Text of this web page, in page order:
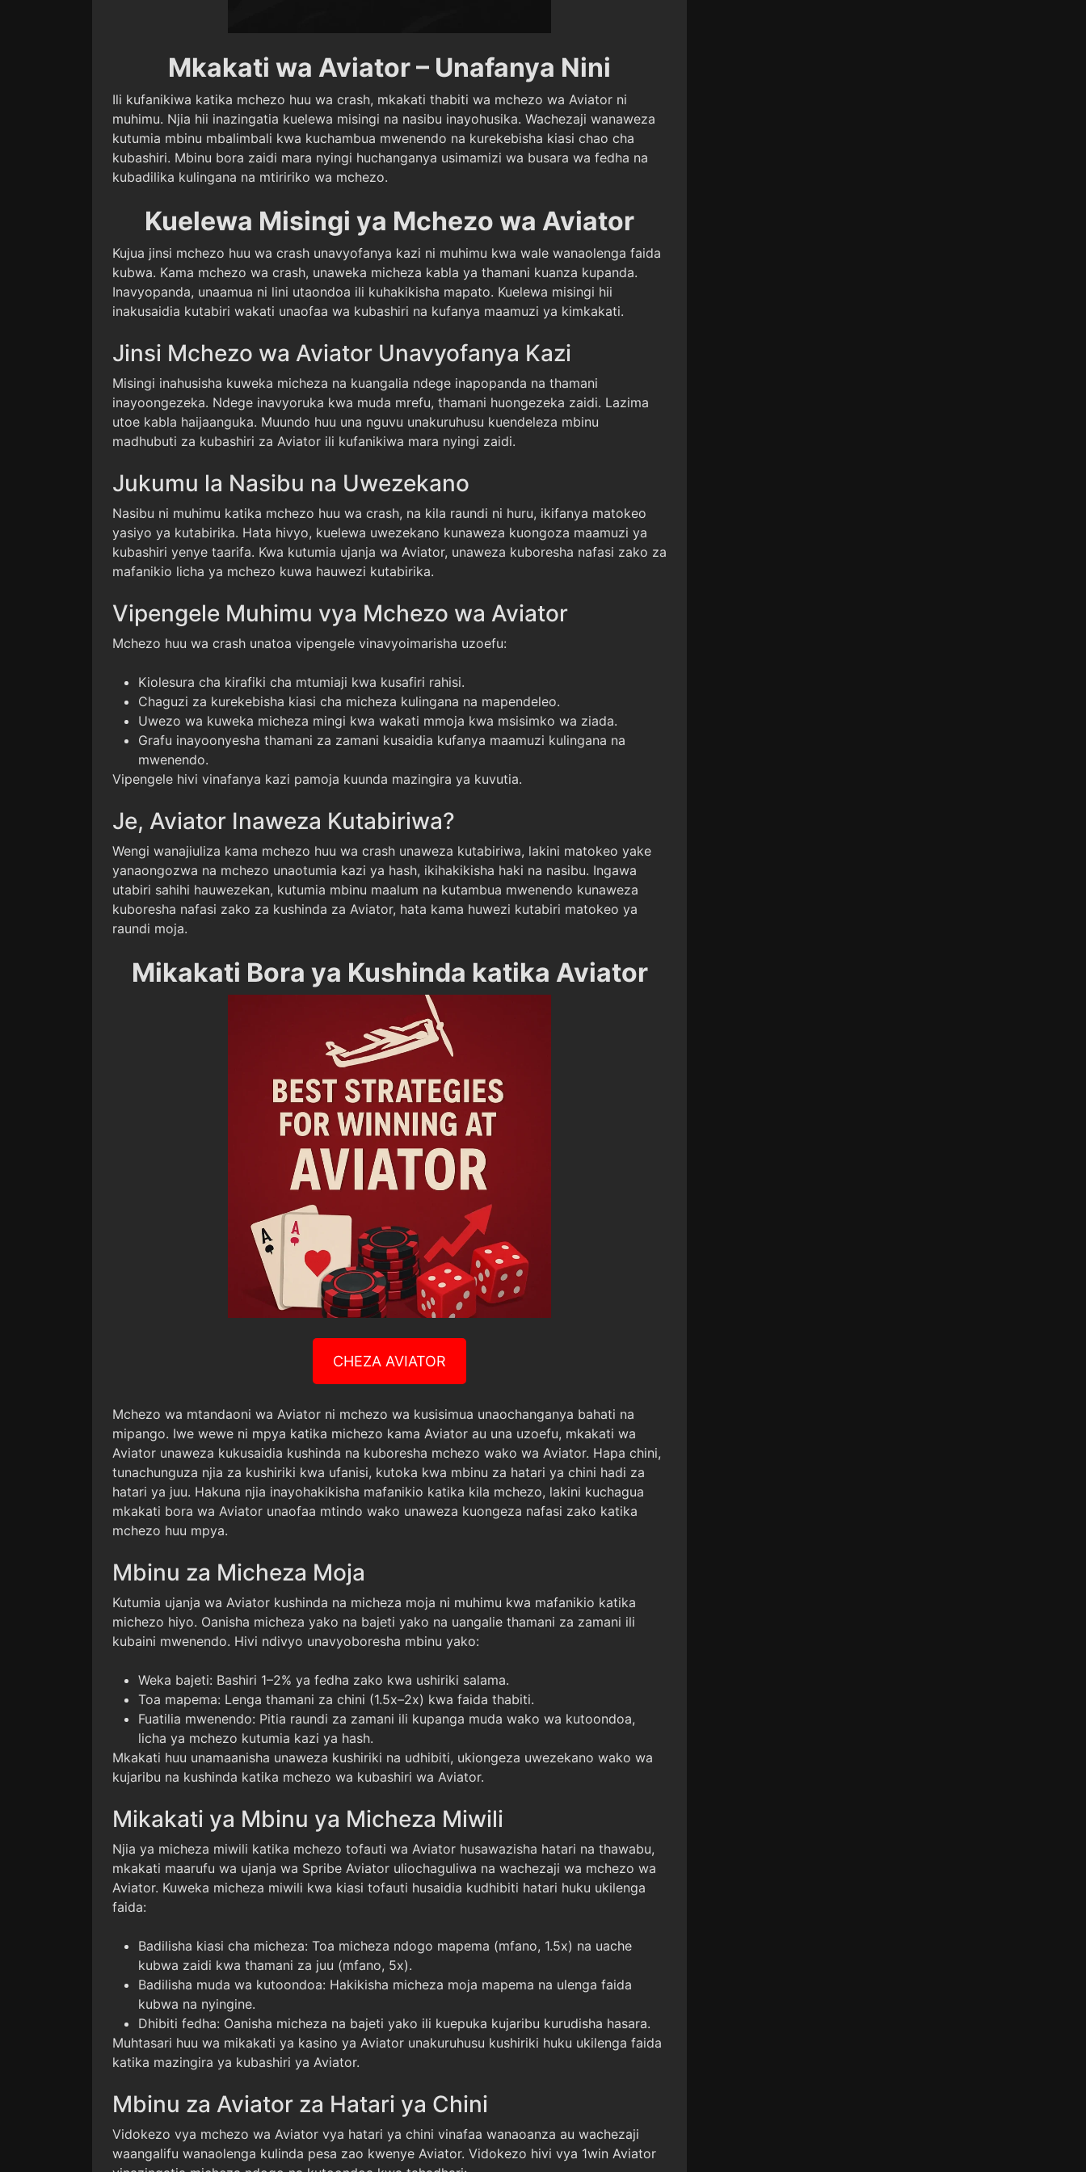
Mkakati wa Aviator – Unafanya Nini
Ili kufanikiwa katika mchezo huu wa crash, mkakati thabiti wa mchezo wa Aviator ni
muhimu. Njia hii inazingatia kuelewa misingi na nasibu inayohusika. Wachezaji wanaweza
kutumia mbinu mbalimbali kwa kuchambua mwenendo na kurekebisha kiasi chao cha
kubashiri. Mbinu bora zaidi mara nyingi huchanganya usimamizi wa busara wa fedha na
kubadilika kulingana na mtiririko wa mchezo.
Kuelewa Misingi ya Mchezo wa Aviator
Kujua jinsi mchezo huu wa crash unavyofanya kazi ni muhimu kwa wale wanaolenga faida
kubwa. Kama mchezo wa crash, unaweka micheza kabla ya thamani kuanza kupanda.
Inavyopanda, unaamua ni lini utaondoa ili kuhakikisha mapato. Kuelewa misingi hii
inakusaidia kutabiri wakati unaofaa wa kubashiri na kufanya maamuzi ya kimkakati.
Jinsi Mchezo wa Aviator Unavyofanya Kazi
Misingi inahusisha kuweka micheza na kuangalia ndege inapopanda na thamani
inayoongezeka. Ndege inavyoruka kwa muda mrefu, thamani huongezeka zaidi. Lazima
utoe kabla haijaanguka. Muundo huu una nguvu unakuruhusu kuendeleza mbinu
madhubuti za kubashiri za Aviator ili kufanikiwa mara nyingi zaidi.
Jukumu la Nasibu na Uwezekano
Nasibu ni muhimu katika mchezo huu wa crash, na kila raundi ni huru, ikifanya matokeo
yasiyo ya kutabirika. Hata hivyo, kuelewa uwezekano kunaweza kuongoza maamuzi ya
kubashiri yenye taarifa. Kwa kutumia ujanja wa Aviator, unaweza kuboresha nafasi zako za
mafanikio licha ya mchezo kuwa hauwezi kutabirika.
Vipengele Muhimu vya Mchezo wa Aviator
Mchezo huu wa crash unatoa vipengele vinavyoimarisha uzoefu:
Kiolesura cha kirafiki cha mtumiaji kwa kusafiri rahisi.
Chaguzi za kurekebisha kiasi cha micheza kulingana na mapendeleo.
Uwezo wa kuweka micheza mingi kwa wakati mmoja kwa msisimko wa ziada.
Grafu inayoonyesha thamani za zamani kusaidia kufanya maamuzi kulingana na
mwenendo.
Vipengele hivi vinafanya kazi pamoja kuunda mazingira ya kuvutia.
Je, Aviator Inaweza Kutabiriwa?
Wengi wanajiuliza kama mchezo huu wa crash unaweza kutabiriwa, lakini matokeo yake
yanaongozwa na mchezo unaotumia kazi ya hash, ikihakikisha haki na nasibu. Ingawa
utabiri sahihi hauwezekan, kutumia mbinu maalum na kutambua mwenendo kunaweza
kuboresha nafasi zako za kushinda za Aviator, hata kama huwezi kutabiri matokeo ya
raundi moja.
Mikakati Bora ya Kushinda katika Aviator
CHEZA AVIATOR
Mchezo wa mtandaoni wa Aviator ni mchezo wa kusisimua unaochanganya bahati na
mipango. Iwe wewe ni mpya katika michezo kama Aviator au una uzoefu, mkakati wa
Aviator unaweza kukusaidia kushinda na kuboresha mchezo wako wa Aviator. Hapa chini,
tunachunguza njia za kushiriki kwa ufanisi, kutoka kwa mbinu za hatari ya chini hadi za
hatari ya juu. Hakuna njia inayohakikisha mafanikio katika kila mchezo, lakini kuchagua
mkakati bora wa Aviator unaofaa mtindo wako unaweza kuongeza nafasi zako katika
mchezo huu mpya.
Mbinu za Micheza Moja
Kutumia ujanja wa Aviator kushinda na micheza moja ni muhimu kwa mafanikio katika
michezo hiyo. Oanisha micheza yako na bajeti yako na uangalie thamani za zamani ili
kubaini mwenendo. Hivi ndivyo unavyoboresha mbinu yako:
Weka bajeti: Bashiri 1–2% ya fedha zako kwa ushiriki salama.
Toa mapema: Lenga thamani za chini (1.5x–2x) kwa faida thabiti.
Fuatilia mwenendo: Pitia raundi za zamani ili kupanga muda wako wa kutoondoa,
licha ya mchezo kutumia kazi ya hash.
Mkakati huu unamaanisha unaweza kushiriki na udhibiti, ukiongeza uwezekano wako wa
kujaribu na kushinda katika mchezo wa kubashiri wa Aviator.
Mikakati ya Mbinu ya Micheza Miwili
Njia ya micheza miwili katika mchezo tofauti wa Aviator husawazisha hatari na thawabu,
mkakati maarufu wa ujanja wa Spribe Aviator uliochaguliwa na wachezaji wa mchezo wa
Aviator. Kuweka micheza miwili kwa kiasi tofauti husaidia kudhibiti hatari huku ukilenga
faida:
Badilisha kiasi cha micheza: Toa micheza ndogo mapema (mfano, 1.5x) na uache
kubwa zaidi kwa thamani za juu (mfano, 5x).
Badilisha muda wa kutoondoa: Hakikisha micheza moja mapema na ulenga faida
kubwa na nyingine.
Dhibiti fedha: Oanisha micheza na bajeti yako ili kuepuka kujaribu kurudisha hasara.
Muhtasari huu wa mikakati ya kasino ya Aviator unakuruhusu kushiriki huku ukilenga faida
katika mazingira ya kubashiri ya Aviator.
Mbinu za Aviator za Hatari ya Chini
Vidokezo vya mchezo wa Aviator vya hatari ya chini vinafaa wanaoanza au wachezaji
waangalifu wanaolenga kulinda pesa zao kwenye Aviator. Vidokezo hivi vya 1win Aviator